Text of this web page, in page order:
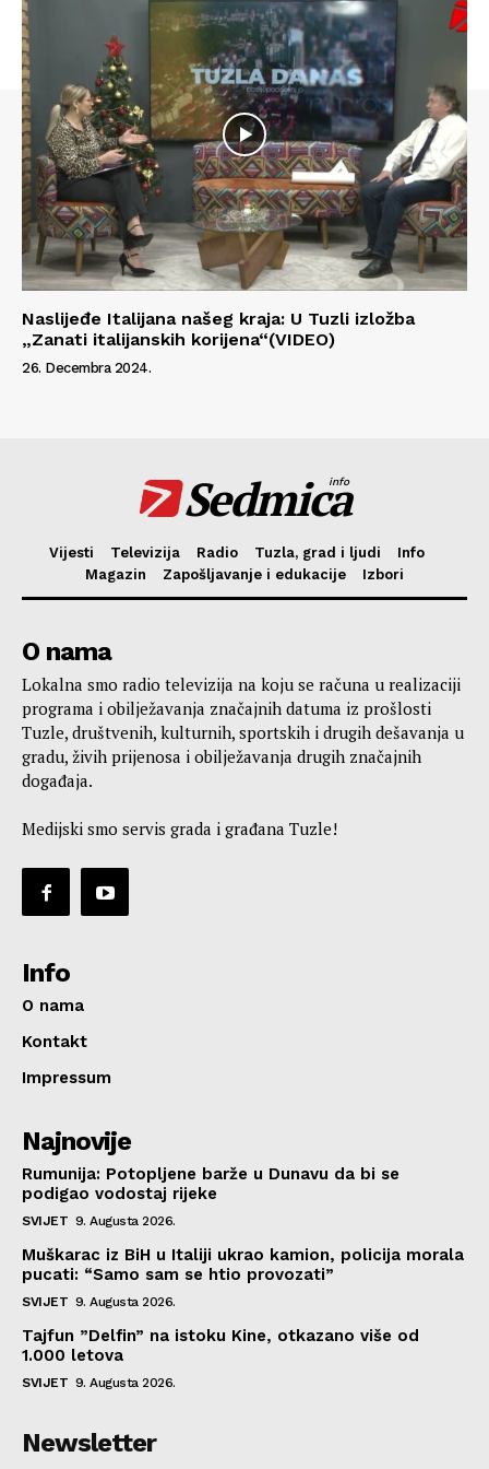
Naslijeđe Italijana našeg kraja: U Tuzli izložba
„Zanati italijanskih korijena“(VIDEO)
26. Decembra 2024.
Sedmica
info
Vijesti Televizija Radio Tuzla, grad i ljudi
Info
Magazin
Zapošljavanje i edukacije Izbori
O nama
Lokalna smo radio televizija na koju se računa u realizaciji
programa i obilježavanja značajnih datuma iz prošlosti
Tuzle, društvenih, kulturnih, sportskih i drugih dešavanja u
gradu, živih prijenosa i obilježavanja drugih značajnih
događaja.
Medijski smo servis grada i građana Tuzle!
Info
O nama
Kontakt
Impressum
Najnovije
Rumunija: Potopljene barže u Dunavu da bi se
podigao vodostaj rijeke
SVIJET 9. Augusta 2026.
Muškarac iz BiH u Italiji ukrao kamion, policija morala
pucati: “Samo sam se htio provozati”
SVIJET 9. Augusta 2026.
Tajfun ”Delfin” na istoku Kine, otkazano više od
1.000 letova
SVIJET 9. Augusta 2026.
Newsletter